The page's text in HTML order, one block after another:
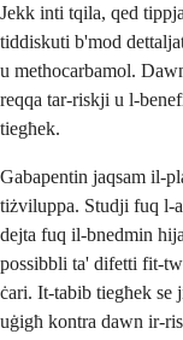
Jekk inti tqila, qed
tiddiskuti b'mod
u methocarbamol.
reqqa tar-riskji u l-
tiegħek.
Gabapentin jaqsam il-
tiżviluppa. Studji fuq l-
dejta fuq il-bnedmin
possibbli ta' difetti fit-
ċari. It-tabib tiegħek se
uġigħ kontra dawn ir-